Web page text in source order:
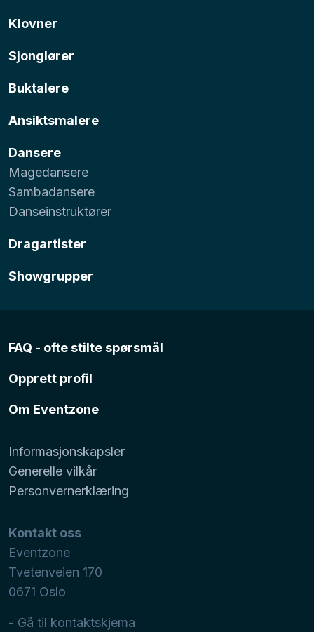
Klovner
Sjonglører
Buktalere
Ansiktsmalere
Dansere
Magedansere
Sambadansere
Danseinstruktører
Dragartister
Showgrupper
FAQ - ofte stilte spørsmål
Opprett profil
Om Eventzone
Informasjonskapsler
Generelle vilkår
Personvernerklæring
Kontakt oss
Eventzone
Tvetenveien 170
0671 Oslo
- Gå til kontaktskjema